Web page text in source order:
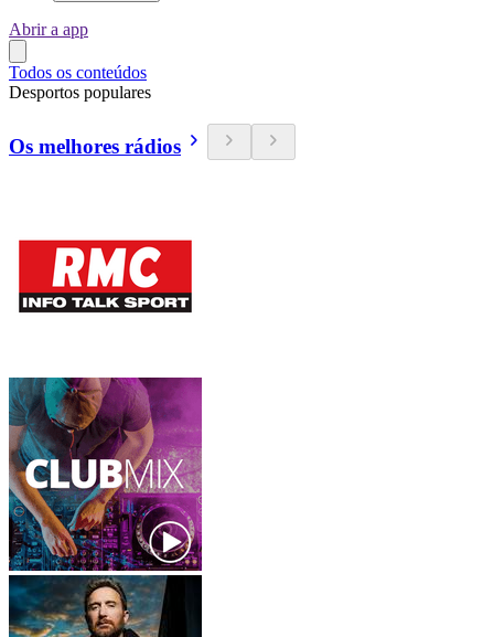
Abrir a app
Todos os conteúdos
Desportos populares
Os melhores rádios